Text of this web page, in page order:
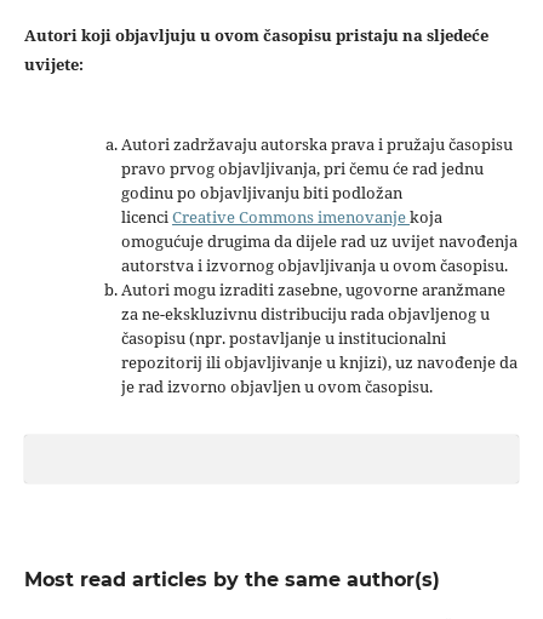
Autori koji objavljuju u ovom časopisu pristaju na sljedeće
uvijete:
Autori zadržavaju autorska prava i pružaju časopisu
pravo prvog objavljivanja, pri čemu će rad jednu
godinu po objavljivanju biti podložan
licenciCreative Commons imenovanjekoja
omogućuje drugima da dijele rad uz uvijet navođenja
autorstva i izvornog objavljivanja u ovom časopisu.
Autori mogu izraditi zasebne, ugovorne aranžmane
za ne-ekskluzivnu distribuciju rada objavljenog u
časopisu (npr. postavljanje u institucionalni
repozitorij ili objavljivanje u knjizi), uz navođenje da
je rad izvorno objavljen u ovom časopisu.
Most read articles by the same author(s)